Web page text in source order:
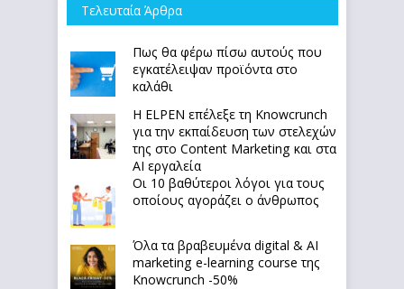
Τελευταία Άρθρα
Πως θα φέρω πίσω αυτούς που
εγκατέλειψαν προϊόντα στο
καλάθι
Η ELPEN επέλεξε τη Knowcrunch
για την εκπαίδευση των στελεχών
της στο Content Marketing και στα
AI εργαλεία
Οι 10 βαθύτεροι λόγοι για τους
οποίους αγοράζει ο άνθρωπος
Όλα τα βραβευμένα digital & AI
marketing e-learning course της
Knowcrunch -50%